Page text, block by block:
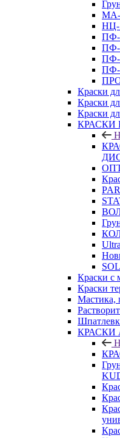
МА-
НЦ-
ПФ-
ПФ-
ПФ-
ПФ-
Краски
Краски
Краски
Краски с
Краски
Мастика,
КРАСКИ